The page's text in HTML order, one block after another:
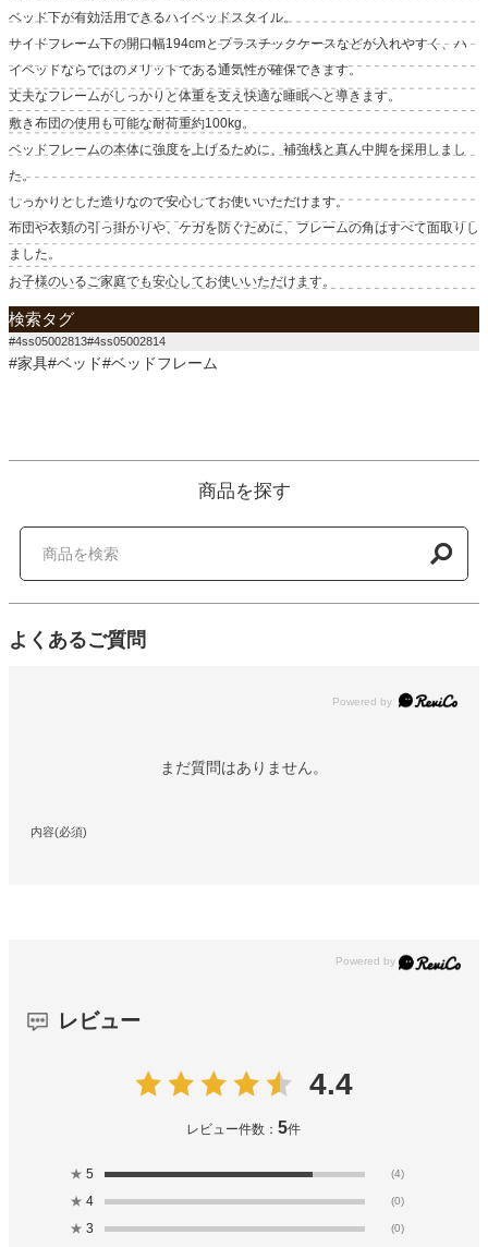
ベッド下が有効活用できるハイベッドスタイル。
サイドフレーム下の開口幅194cmとプラスチックケースなどが入れやすく、ハ
イベッドならではのメリットである通気性が確保できます。
丈夫なフレームがしっかりと体重を支え快適な睡眠へと導きます。
敷き布団の使用も可能な耐荷重約100kg。
ベッドフレームの本体に強度を上げるために、補強桟と真ん中脚を採用しまし
た。
しっかりとした造りなので安心してお使いいただけます。
布団や衣類の引っ掛かりや、ケガを防ぐために、フレームの角はすべて面取りし
ました。
お子様のいるご家庭でも安心してお使いいただけます。
検索タグ
#4ss05002813#4ss05002814
#家具#ベッド#ベッドフレーム
商品を探す
よくあるご質問
Powered by
まだ質問はありません。
内容(必須)
レビュー
4.4
レビュー件数：5件
★ 5 (4)
★ 4 (0)
★ 3 (0)